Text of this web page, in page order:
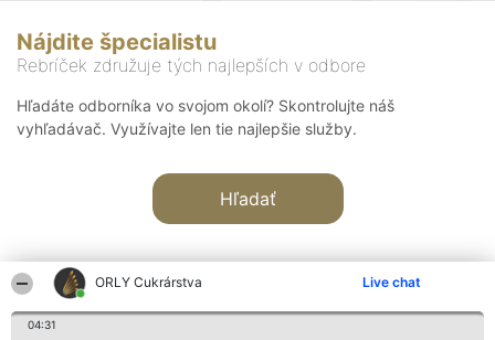
ORLY Cukrárstva Live chat
04:31
Nájdite špecialistu
Rebríček združuje tých najlepších v odbore
Hľadáte odborníka vo svojom okolí? Skontrolujte náš
vyhľadávač. Využívajte len tie najlepšie služby.
Hľadať